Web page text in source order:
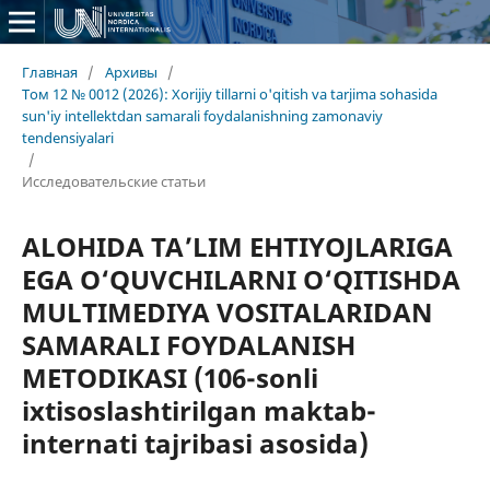
Главная / Архивы
/
Том 12 № 0012 (2026): Xorijiy tillarni o'qitish va tarjima sohasida
sun'iy intellektdan samarali foydalanishning zamonaviy
tendensiyalari
/
Исследовательские статьи
ALOHIDA TA’LIM EHTIYOJLARIGA
EGA O‘QUVCHILARNI O‘QITISHDA
MULTIMEDIYA VOSITALARIDAN
SAMARALI FOYDALANISH
METODIKASI (106-sonli
ixtisoslashtirilgan maktab-
internati tajribasi asosida)